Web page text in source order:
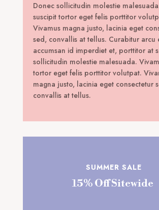
Donec sollicitudin molestie
suscipit tortor eget felis porttitor
Vivamus magna justo, lacinia eget
sed, convallis at tellus. Curabitur arcu
accumsan id imperdiet et, porttitor at
sollicitudin molestie malesuada.
tortor eget felis porttitor volutpat.
magna justo, lacinia eget consectetur
convallis at tellus.
SUMMER SALE
15% Off Sitewide